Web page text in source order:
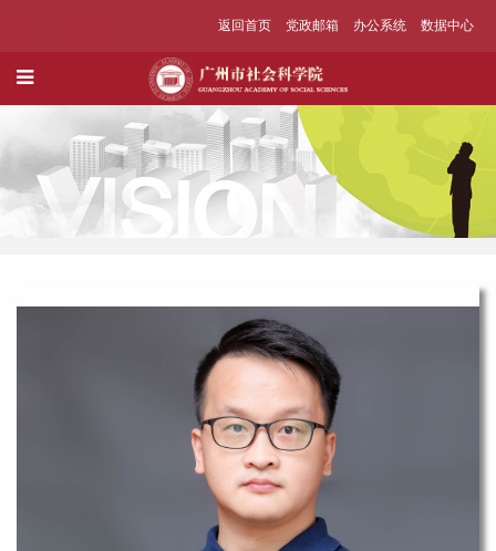
返回首页 党政邮箱 办公系统 数据中心